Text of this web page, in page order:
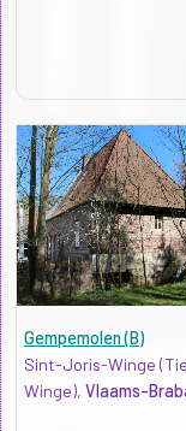
Gempemolen (B)
Sint-Joris-Winge
Winge), Vlaams-